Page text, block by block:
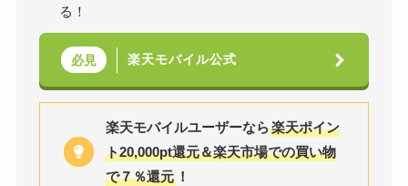
る！
必見 楽天モバイル公式
楽天モバイルユーザーなら楽天ポイン
ト20,000pt還元＆楽天市場での買い物
で７％還元！